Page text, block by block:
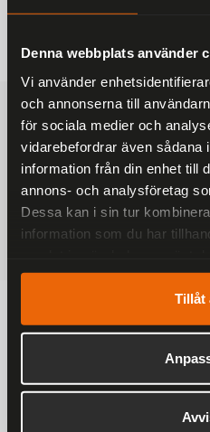
Denna webbplats använder
Vi använder
och annonserna till
för sociala medier och
vidarebefordrar även sådana
information från din enhet till
annons- och analysföretag
Dessa kan i sin tur
information som du har
Tillåt
FRAKTFRITT
På alla ordrar
1-3 DAGAR
Inom Sverige
SÄKRA
Betalkort, Klarna